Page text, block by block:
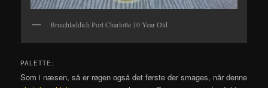
Bruichladdich Port Charlotte 10 Year Old
PALETTE:
Som i næsen, så er røgen også det første der smages, når denne